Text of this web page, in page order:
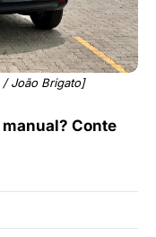
/ João Brigato]
Conte